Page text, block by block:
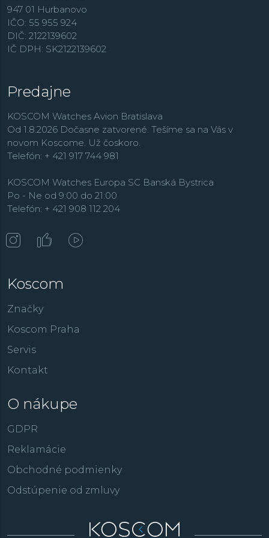
947 01 Hurbanovo
IČO: 55 955 924
DIČ: 2122139602
IČ DPH: SK2122139602
Predajne
KOSCOM Watches Avion Bratislava
Od 1.8.2026 Dočasne zatvorené. Tešíme sa na Vás v
novom Koscome. Už čoskoro.
Telefón: + 421 917 744 981
KOSCOM Watches Europa SC Banská Bystrica
Po - Ne od 9:00 do 21:00
Telefón: + 421 908 112 204
Koscom
Značky
Koscom Praha
Servis
Kontakt
O nákupe
GDPR
Reklamácie
Obchodné podmienky
Odstúpenie od zmluvy